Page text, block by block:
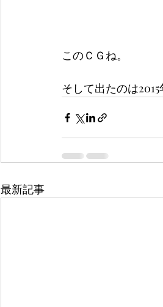
このＣＧね。
そして出たのは
最新記事